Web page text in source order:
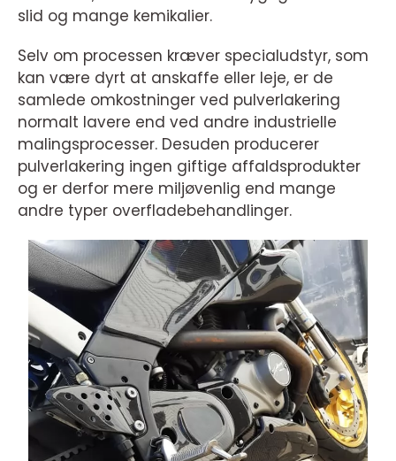
slid og mange kemikalier.
Selv om processen kræver specialudstyr, som
kan være dyrt at anskaffe eller leje, er de
samlede omkostninger ved pulverlakering
normalt lavere end ved andre industrielle
malingsprocesser. Desuden producerer
pulverlakering ingen giftige affaldsprodukter
og er derfor mere miljøvenlig end mange
andre typer overfladebehandlinger.